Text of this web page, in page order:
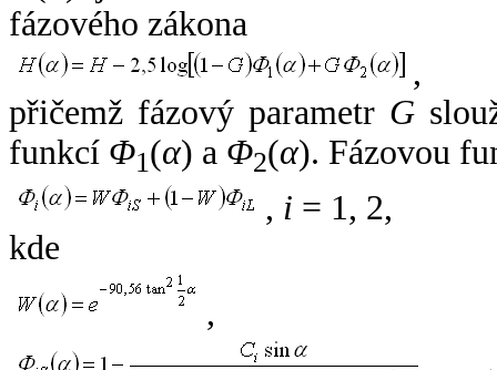
fázového zákona
,
přičemž fázový parametr G
funkcí Φ1(α) a Φ2(α). Fázovou
, i = 1, 2,
kde
,